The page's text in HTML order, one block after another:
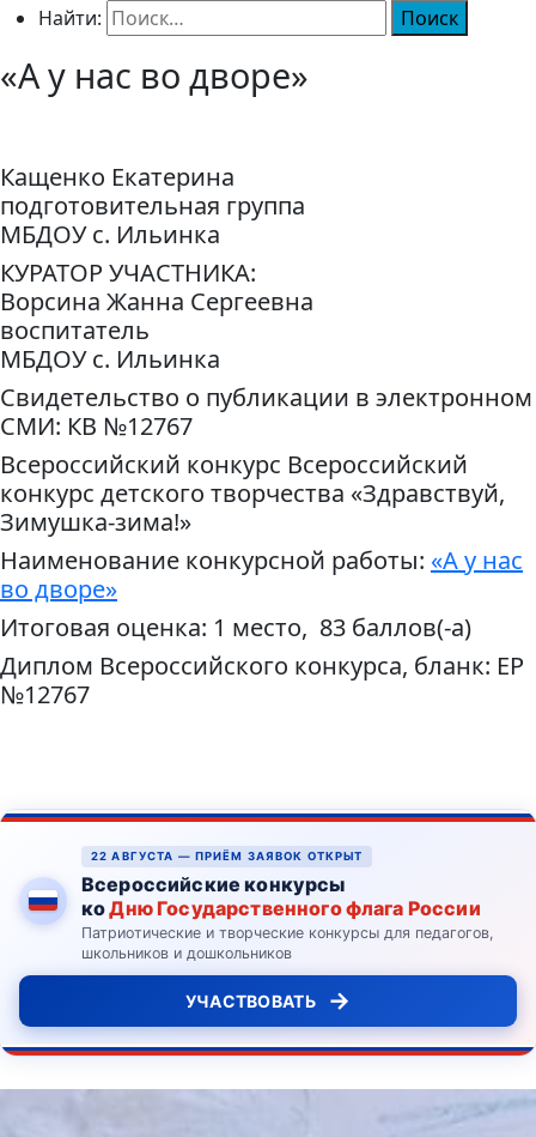
Найти:
«А у нас во дворе»
Кащенко Екатерина
подготовительная группа
МБДОУ с. Ильинка
КУРАТОР УЧАСТНИКА:
Ворсина Жанна Сергеевна
воспитатель
МБДОУ с. Ильинка
Свидетельство о публикации в электронном
СМИ: КВ №12767
Всероссийский конкурс Всероссийский
конкурс детского творчества «Здравствуй,
Зимушка-зима!»
Наименование конкурсной работы: «А у нас
во дворе»
Итоговая оценка: 1 место, 83 баллов(-а)
Диплом Всероссийского конкурса, бланк: ЕР
№12767
22 АВГУСТА — ПРИЁМ ЗАЯВОК ОТКРЫТ
Всероссийские конкурсы
коДню Государственного флага России
Патриотические и творческие конкурсы для педагогов,
школьников и дошкольников
УЧАСТВОВАТЬ →